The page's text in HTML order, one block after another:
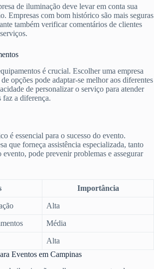
de iluminação deve levar em conta sua
Empresas com bom histórico são mais seguras
também verificar comentários de clientes
é crucial. Escolher uma empresa
opções pode adaptar-se melhor aos diferentes
de personalizar o serviço para atender
faz a diferença.
é essencial para o sucesso do evento.
que forneça assistência especializada, tanto
evento, pode prevenir problemas e assegurar
Importância
Alta
Média
Alta
Eventos em Campinas